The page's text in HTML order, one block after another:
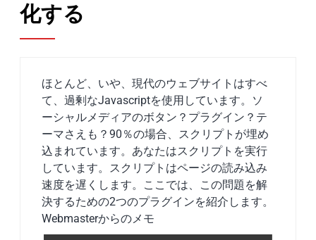
化する
ほとんど、いや、現代のウェブサイトはすべ
て、過剰なJavascriptを使用しています。ソ
ーシャルメディアのボタン？プラグイン？テ
ーマさえも？90％の場合、スクリプトが埋め
込まれています。あなたはスクリプトを実行
しています。スクリプトはページの読み込み
速度を遅くします。ここでは、この問題を解
決するための2つのプラグインを紹介します。
Webmasterからのメモ